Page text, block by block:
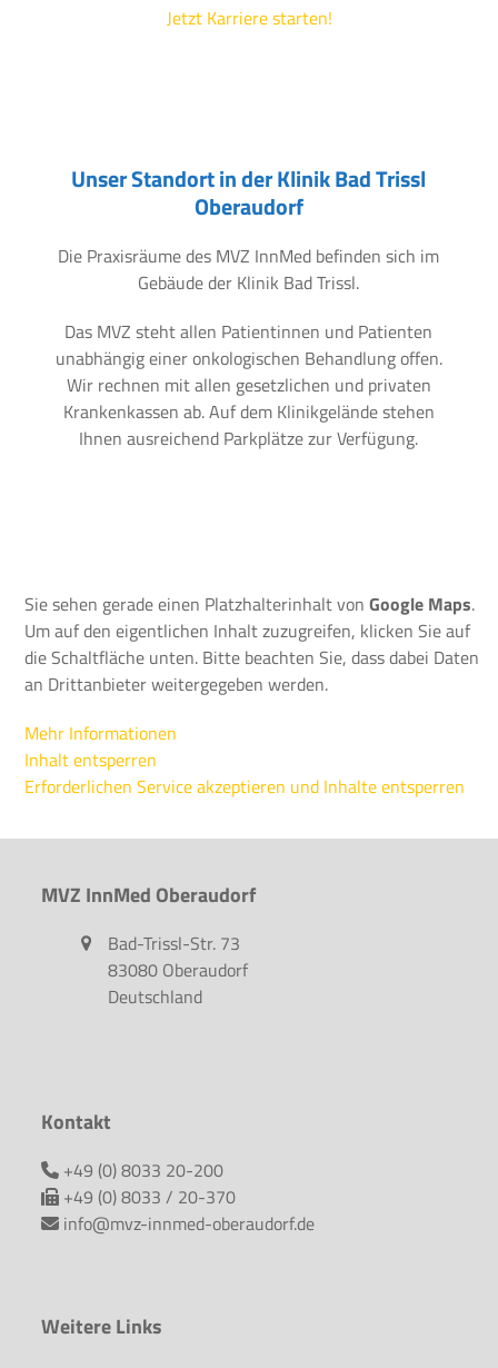
Jetzt Karriere starten!
Unser Standort in der Klinik Bad Trissl
Oberaudorf
Die Praxisräume des MVZ InnMed befinden sich im
Gebäude der Klinik Bad Trissl.
Das MVZ steht allen Patientinnen und Patienten
unabhängig einer onkologischen Behandlung offen.
Wir rechnen mit allen gesetzlichen und privaten
Krankenkassen ab. Auf dem Klinikgelände stehen
Ihnen ausreichend Parkplätze zur Verfügung.
Sie sehen gerade einen Platzhalterinhalt vonGoogle Maps.
Um auf den eigentlichen Inhalt zuzugreifen, klicken Sie auf
die Schaltfläche unten. Bitte beachten Sie, dass dabei Daten
an Drittanbieter weitergegeben werden.
Mehr Informationen
Inhalt entsperren
Erforderlichen Service akzeptieren und Inhalte entsperren
MVZ InnMed Oberaudorf
Bad-Trissl-Str. 73
83080 Oberaudorf
Deutschland
Kontakt
+49 (0) 8033 20-200
+49 (0) 8033 / 20-370
info@mvz-innmed-oberaudorf.de
Weitere Links